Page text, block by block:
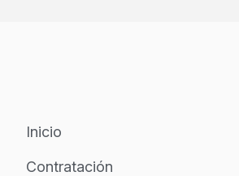
Inicio
Contratación